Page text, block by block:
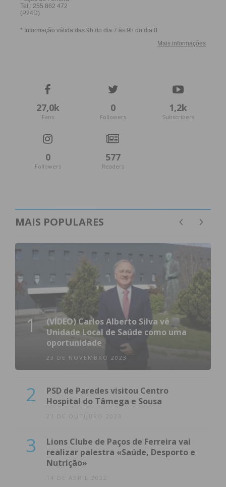
27,0k
Fans
0
Followers
1,2k
Subscribers
0
Followers
577
Readers
MAIS POPULARES
1
(VÍDEO) Carlos Alberto Silva vê
Unidade Local de Saúde como uma
oportunidade
23 DE NOVEMBRO 2023
2
PSD de Paredes visitou Centro
Hospital do Tâmega e Sousa
23 DE OUTUBRO 2023
3
Lions Clube de Paços de Ferreira vai
realizar palestra «Saúde, Desporto e
Nutrição»
14 DE ABRIL 2022